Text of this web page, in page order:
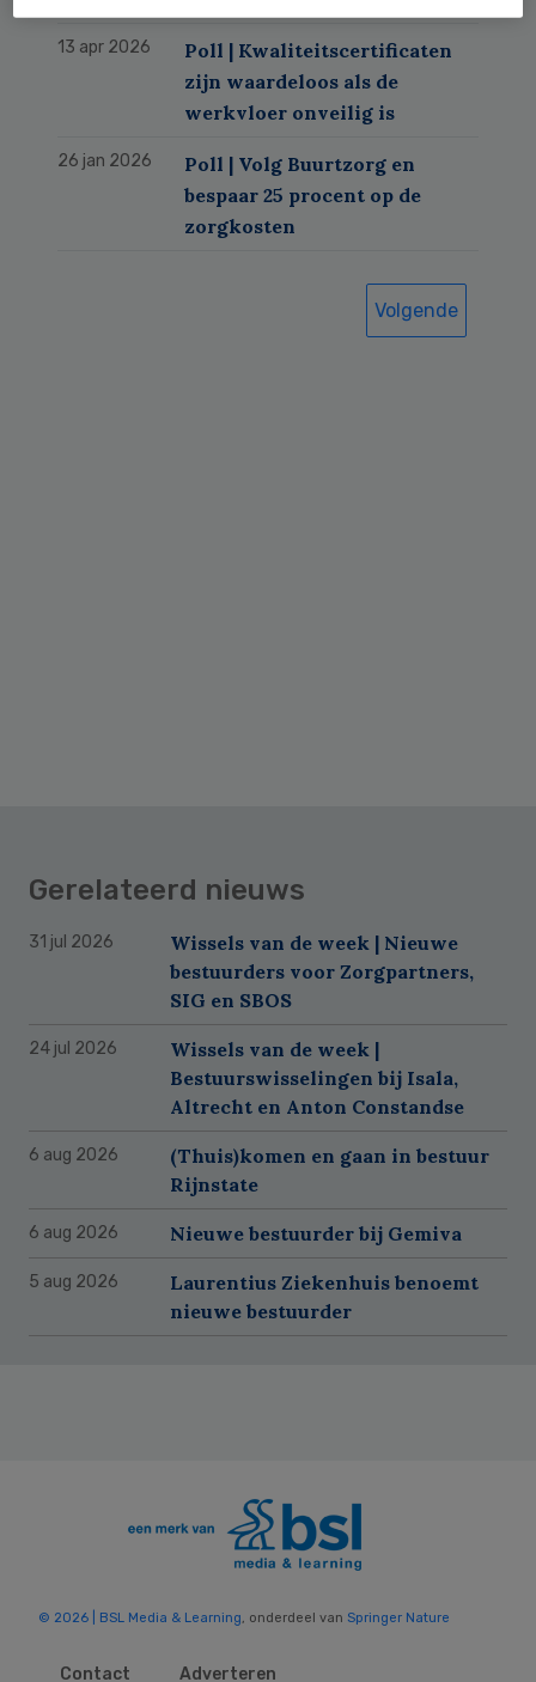
13 apr 2026
Poll | Kwaliteitscertificaten
zijn waardeloos als de
werkvloer onveilig is
26 jan 2026
Poll | Volg Buurtzorg en
bespaar 25 procent op de
zorgkosten
Volgende
Gerelateerd nieuws
31 jul 2026
Wissels van de week | Nieuwe
bestuurders voor Zorgpartners,
SIG en SBOS
24 jul 2026
Wissels van de week |
Bestuurswisselingen bij Isala,
Altrecht en Anton Constandse
6 aug 2026
(Thuis)komen en gaan in bestuur
Rijnstate
6 aug 2026 Nieuwe bestuurder bij Gemiva
5 aug 2026
Laurentius Ziekenhuis benoemt
nieuwe bestuurder
© 2026 | BSL Media & Learning, onderdeel van Springer Nature
Contact Adverteren